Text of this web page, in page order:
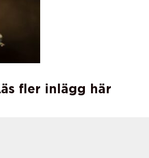
fler inlägg här